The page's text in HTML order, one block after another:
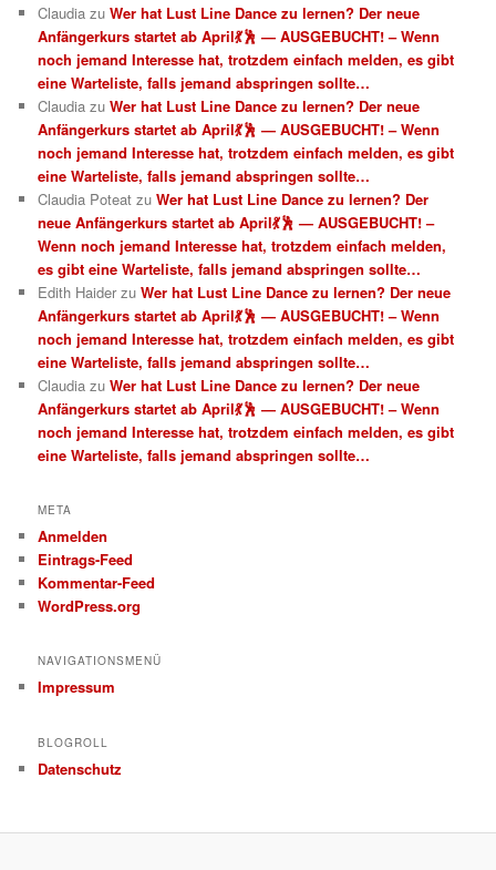
Claudia zuWer hat Lust Line Dance zu lernen? Der neue
Anfängerkurs startet ab April💃🕺 — AUSGEBUCHT! – Wenn
noch jemand Interesse hat, trotzdem einfach melden, es gibt
eine Warteliste, falls jemand abspringen sollte…
Claudia zuWer hat Lust Line Dance zu lernen? Der neue
Anfängerkurs startet ab April💃🕺 — AUSGEBUCHT! – Wenn
noch jemand Interesse hat, trotzdem einfach melden, es gibt
eine Warteliste, falls jemand abspringen sollte…
Claudia Poteat zuWer hat Lust Line Dance zu lernen? Der
neue Anfängerkurs startet ab April💃🕺 — AUSGEBUCHT! –
Wenn noch jemand Interesse hat, trotzdem einfach melden,
es gibt eine Warteliste, falls jemand abspringen sollte…
Edith Haider zuWer hat Lust Line Dance zu lernen? Der neue
Anfängerkurs startet ab April💃🕺 — AUSGEBUCHT! – Wenn
noch jemand Interesse hat, trotzdem einfach melden, es gibt
eine Warteliste, falls jemand abspringen sollte…
Claudia zuWer hat Lust Line Dance zu lernen? Der neue
Anfängerkurs startet ab April💃🕺 — AUSGEBUCHT! – Wenn
noch jemand Interesse hat, trotzdem einfach melden, es gibt
eine Warteliste, falls jemand abspringen sollte…
META
Anmelden
Eintrags-Feed
Kommentar-Feed
WordPress.org
NAVIGATIONSMENÜ
Impressum
BLOGROLL
Datenschutz